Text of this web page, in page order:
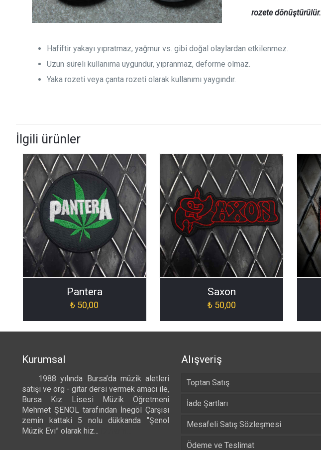
rozetedönüştürülür.
Hafiftir yakayı yıpratmaz, yağmur vs. gibi doğal olaylardan etkilenmez.
Uzun süreli kullanıma uygundur, yıpranmaz, deforme olmaz.
Yaka rozeti veya çanta rozeti olarak kullanımı yaygındır.
İlgili ürünler
Pantera
₺ 50,00
Saxon
₺50,00
Kurumsal
1988 yılında Bursa’da müzik aletleri
satışı ve org - gitar dersi vermek amacı ile,
Bursa Kız Lisesi Müzik Öğretmeni
Mehmet ŞENOL tarafından İnegöl Çarşısı
zemin kattaki 5 nolu dükkanda "Şenol
Müzik Evi” olarak hiz...
Alışveriş
Toptan Satış
İade Şartları
Mesafeli Satış Sözleşmesi
Ödeme ve Teslimat